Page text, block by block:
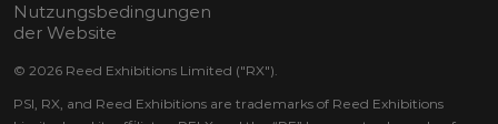
Nutzungsbedingungen
der Website
© 2026 Reed Exhibitions Limited ("RX").
PSI, RX, and Reed Exhibitions are trademarks of Reed Exhibitions